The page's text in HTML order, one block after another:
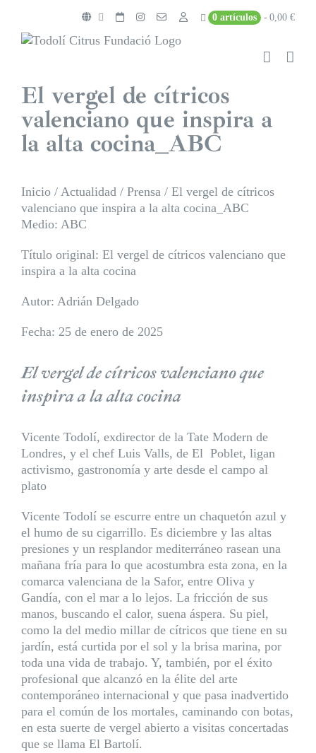
contenido
0 artículos 0,00 €
El vergel de cítricos
valenciano que inspira a
la alta cocina_ABC
Inicio / Actualidad / Prensa / El vergel de cítricos
valenciano que inspira a la alta cocina_ABC
Medio: ABC
Título original: El vergel de cítricos valenciano que
inspira a la alta cocina
Autor: Adrián Delgado
Fecha: 25 de enero de 2025
El vergel de cítricos valenciano que
inspira a la alta cocina
Vicente Todolí, exdirector de la Tate Modern de
Londres, y el chef Luis Valls, de El Poblet, ligan
activismo, gastronomía y arte desde el campo al
plato
Vicente Todolí se escurre entre un chaquetón azul y
el humo de su cigarrillo. Es diciembre y las altas
presiones y un resplandor mediterráneo rasean una
mañana fría para lo que acostumbra esta zona, en la
comarca valenciana de la Safor, entre Oliva y
Gandía, con el mar a lo lejos. La fricción de sus
manos, buscando el calor, suena áspera. Su piel,
como la del medio millar de cítricos que tiene en su
jardín, está curtida por el sol y la brisa marina, por
toda una vida de trabajo. Y, también, por el éxito
profesional que alcanzó en la élite del arte
contemporáneo internacional y que pasa inadvertido
para el común de los mortales, caminando con botas,
en esta suerte de vergel abierto a visitas concertadas
que se llama El Bartolí.